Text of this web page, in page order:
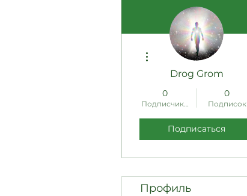
Drog Grom
0
Подписчиков
0
Подписок
Подписаться
Другие действия
Профиль